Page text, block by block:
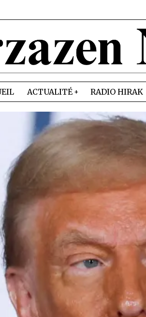
ACTUALITÉ RADIO HIRAK